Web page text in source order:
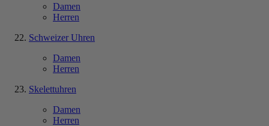
Damen
Herren
Schweizer Uhren
Damen
Herren
Skelettuhren
Damen
Herren